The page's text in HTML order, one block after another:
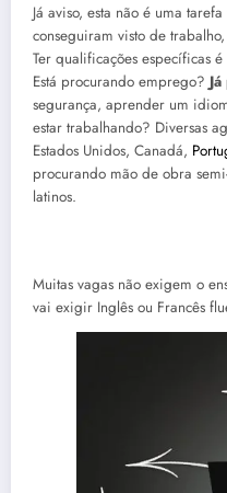
Já aviso, esta não é uma
conseguiram visto de
Ter qualificações específicas
Está procurando emprego?
segurança, aprender um
estar trabalhando? Diversas
Estados Unidos, Canadá,
procurando mão de obra
latinos.
Muitas vagas não exigem o
vai exigir Inglês ou Francês